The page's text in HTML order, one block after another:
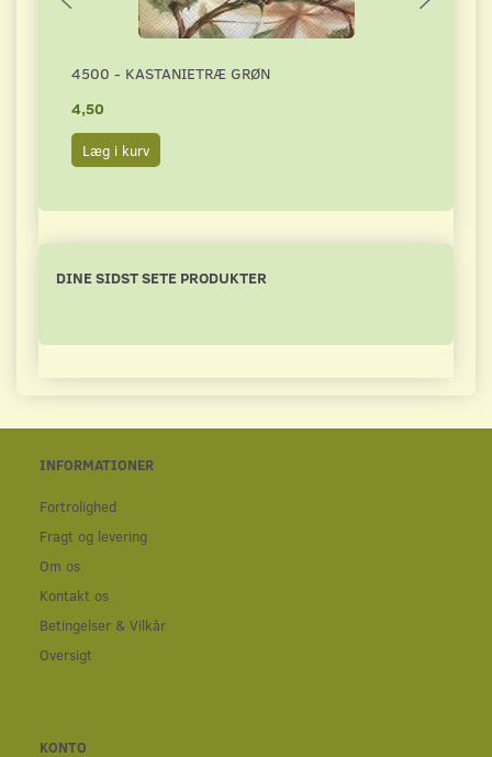
4500 - KASTANIETRÆ GRØN
4,50
Læg i kurv
DINE SIDST SETE PRODUKTER
INFORMATIONER
Fortrolighed
Fragt og levering
Om os
Kontakt os
Betingelser & Vilkår
Oversigt
KONTO